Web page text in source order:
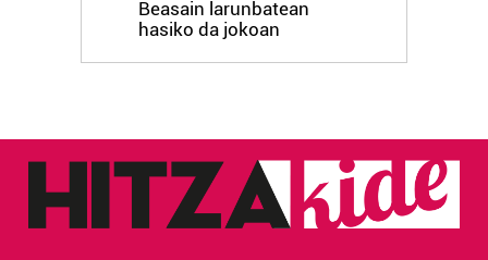
Beasain larunbatean
hasiko da jokoan